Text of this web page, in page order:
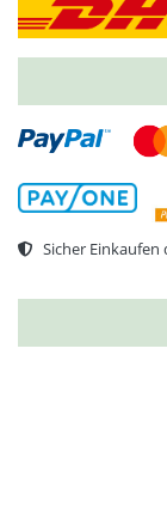
Sicher Einkaufen